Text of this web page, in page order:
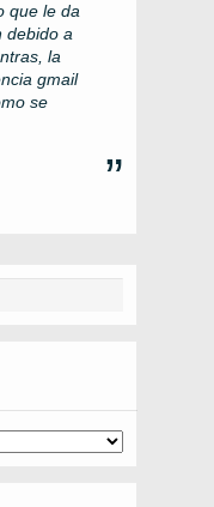
que le da
debido a
la
gmail
se